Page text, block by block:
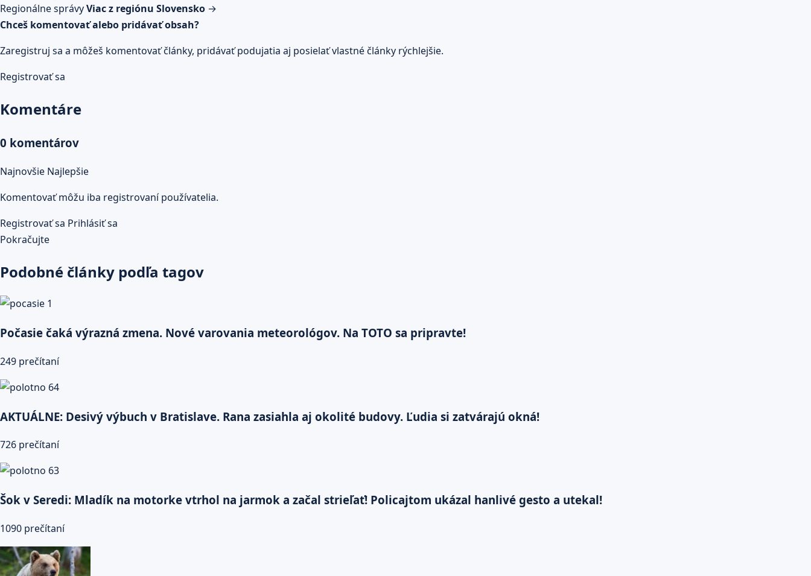
Regionálne správyViac z regiónu Slovensko →
Chceš komentovať alebo pridávať obsah?
Zaregistruj sa a môžeš komentovať články, pridávať podujatia aj posielať vlastné články rýchlejšie.
Registrovať sa
Komentáre
0 komentárov
Najnovšie Najlepšie
Komentovať môžu iba registrovaní používatelia.
Registrovať sa Prihlásiť sa
Pokračujte
Podobné články podľa tagov
Počasie čaká výrazná zmena. Nové varovania meteorológov. Na TOTO sa pripravte!
249 prečítaní
AKTUÁLNE: Desivý výbuch v Bratislave. Rana zasiahla aj okolité budovy. Ľudia si zatvárajú okná!
726 prečítaní
Šok v Seredi: Mladík na motorke vtrhol na jarmok a začal strieľať! Policajtom ukázal hanlivé gesto a utekal!
1090 prečítaní